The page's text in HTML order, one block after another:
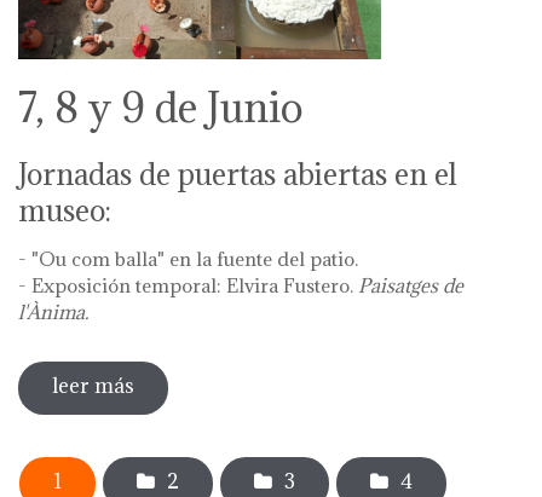
7, 8 y 9 de Junio
Jornadas de puertas abiertas en el
museo:
- "Ou com balla" en la fuente del patio.
- Exposición temporal: Elvira Fustero. Paisatges de
l'Ànima.
leer más sobre diada de la flor - l'ou com balla a la
font
Páginas
1 2 3 4